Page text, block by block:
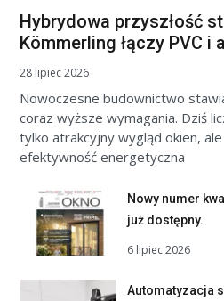
Hybrydowa przyszłość
Kömmerling łączy PVC i
28 lipiec 2026
Nowoczesne budownictwo
coraz wyższe wymagania. Dziś
tylko atrakcyjny wygląd okien,
efektywność energetyczna
Nowy numer
już dostępny.
6 lipiec 2026
Automatyzacja